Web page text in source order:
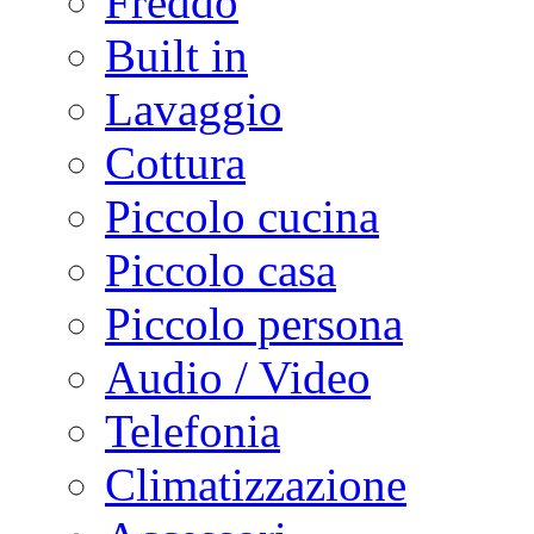
Built in
Lavaggio
Cottura
Piccolo cucina
Piccolo casa
Piccolo persona
Audio / Video
Telefonia
Climatizzazione